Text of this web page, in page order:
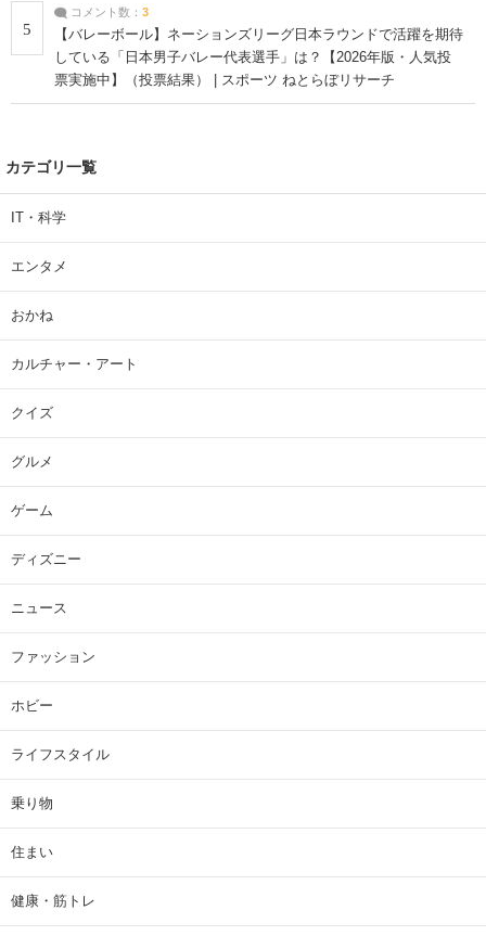
5
コメント数： 3
【バレーボール】ネーションズリーグ日本ラウンドで活躍を期待
している「日本男子バレー代表選手」は？【2026年版・人気投
票実施中】（投票結果） | スポーツ ねとらぼリサーチ
カテゴリ一覧
IT・科学
エンタメ
おかね
カルチャー・アート
クイズ
グルメ
ゲーム
ディズニー
ニュース
ファッション
ホビー
ライフスタイル
乗り物
住まい
健康・筋トレ